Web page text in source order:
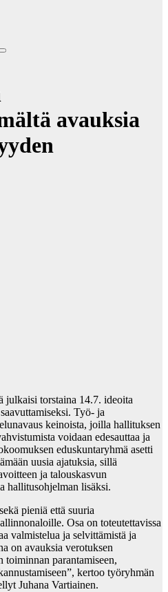
avauksia
julkaisi torstaina 14.7. ideoita
Työ- ja
keinoista, joilla hallituksen
voidaan edesauttaa ja
eduskuntaryhmä asetti
uusia ajatuksia, sillä
ja talouskasvun
hallitusohjelman lisäksi.
pieniä että suuria
Osa on toteutettavissa
valmistelua ja selvittämistä ja
on avauksia verotuksen
parantamiseen,
kertoo työryhmän
Juhana Vartiainen.